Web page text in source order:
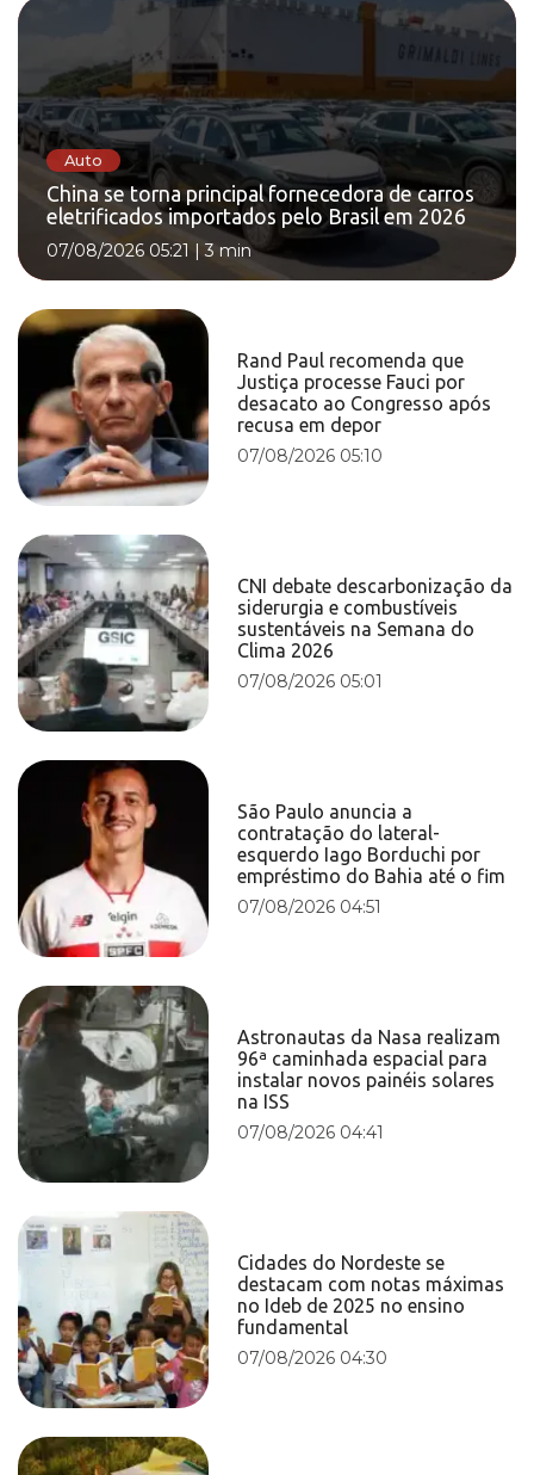
Auto
China se torna principal fornecedora de carros
eletrificados importados pelo Brasil em 2026
07/08/2026 05:21 | 3 min
Rand Paul recomenda que
Justiça processe Fauci por
desacato ao Congresso após
recusa em depor
07/08/2026 05:10
CNI debate descarbonização da
siderurgia e combustíveis
sustentáveis na Semana do
Clima 2026
07/08/2026 05:01
São Paulo anuncia a
contratação do lateral-
esquerdo Iago Borduchi por
empréstimo do Bahia até o fim
07/08/2026 04:51
Astronautas da Nasa realizam
96ª caminhada espacial para
instalar novos painéis solares
na ISS
07/08/2026 04:41
Cidades do Nordeste se
destacam com notas máximas
no Ideb de 2025 no ensino
fundamental
07/08/2026 04:30